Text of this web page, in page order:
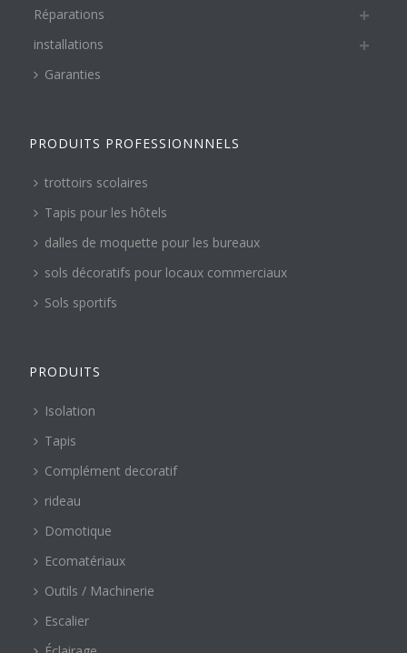
Réparations
installations
Garanties
PRODUITS PROFESSIONNNELS
trottoirs scolaires
Tapis pour les hôtels
dalles de moquette pour les bureaux
sols décoratifs pour locaux commerciaux
Sols sportifs
PRODUITS
Isolation
Tapis
Complément decoratif
rideau
Domotique
Ecomatériaux
Outils / Machinerie
Escalier